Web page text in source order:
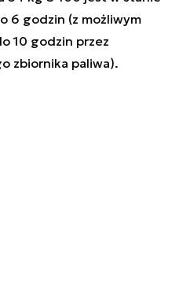
6 godzin (z możliwym
10 godzin przez
zbiornika paliwa).